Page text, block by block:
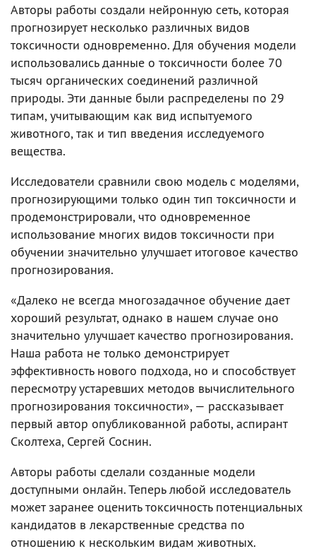
Авторы работы создали нейронную сеть, которая
прогнозирует несколько различных видов
токсичности одновременно. Для обучения модели
использовались данные о токсичности более 70
тысяч органических соединений различной
природы. Эти данные были распределены по 29
типам, учитывающим как вид испытуемого
животного, так и тип введения исследуемого
вещества.
Исследователи сравнили свою модель с моделями,
прогнозирующими только один тип токсичности и
продемонстрировали, что одновременное
использование многих видов токсичности при
обучении значительно улучшает итоговое качество
прогнозирования.
«Далеко не всегда многозадачное обучение дает
хороший результат, однако в нашем случае оно
значительно улучшает качество прогнозирования.
Наша работа не только демонстрирует
эффективность нового подхода, но и способствует
пересмотру устаревших методов вычислительного
прогнозирования токсичности», — рассказывает
первый автор опубликованной работы, аспирант
Сколтеха, Сергей Соснин.
Авторы работы сделали созданные модели
доступными онлайн. Теперь любой исследователь
может заранее оценить токсичность потенциальных
кандидатов в лекарственные средства по
отношению к нескольким видам животных.